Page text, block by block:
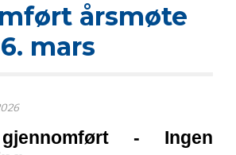
årsmøte
. mars
- Ingen